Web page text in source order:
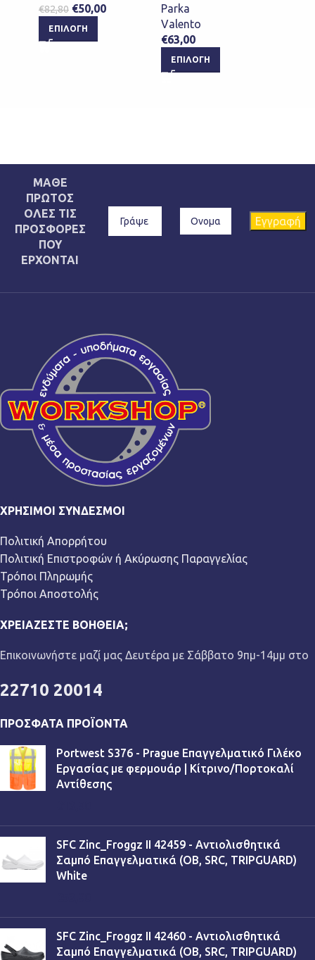
€82,80 €50,00
ΕΠΙΛΟΓΉ
Parka
Valento
€63,00
ΕΠΙΛΟΓΉ
ΜΑΘΕ
ΠΡΩΤΟΣ
ΟΛΕΣ ΤΙΣ
ΠΡΟΣΦΟΡΕΣ
ΠΟΥ
ΕΡΧΟΝΤΑΙ
ΧΡΉΣΙΜΟΙ ΣΎΝΔΕΣΜΟΙ
Πολιτική Απορρήτου
Πολιτική Επιστροφών ή Ακύρωσης Παραγγελίας
Τρόποι Πληρωμής
Τρόποι Αποστολής
ΧΡΕΙΆΖΕΣΤΕ ΒΟΉΘΕΙΑ;
Επικοινωνήστε μαζί μας Δευτέρα με Σάββατο 9πμ-14μμ στο
22710 20014
ΠΡΌΣΦΑΤΑ ΠΡΟΪΌΝΤΑ
Portwest S376 - Prague Επαγγελματικό Γιλέκο
Εργασίας με φερμουάρ | Κίτρινο/Πορτοκαλί
Αντίθεσης
SFC Zinc_Froggz II 42459 - Αντιολισθητικά
Σαμπό Επαγγελματικά (OB, SRC, TRIPGUARD)
White
SFC Zinc_Froggz II 42460 - Αντιολισθητικά
Σαμπό Επαγγελματικά (OB, SRC, TRIPGUARD)